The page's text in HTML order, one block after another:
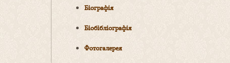
Біографія
Біобібліографія
Фотогалерея